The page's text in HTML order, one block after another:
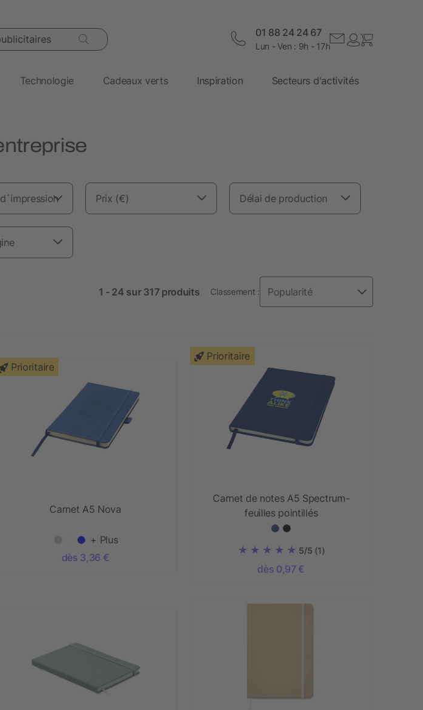
01 88 24 24 67
Lun - Ven : 9h - 17h
Technologie Cadeaux verts Inspiration Secteurs d'activités
Prix (€) Délai de production
1 - 24 sur 317 produits Classement :
Prioritaire
Carnet A5 Nova
+ Plus
dès 3,36 €
Prioritaire
Carnet de notes A5 Spectrum-
feuilles pointillés
5/5 (1)
dès 0,97 €